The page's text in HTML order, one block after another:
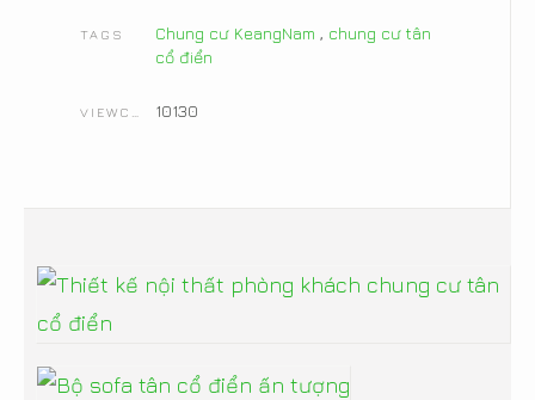
TAGS Chung cư KeangNam , chung cư tân
cổ điển
10130